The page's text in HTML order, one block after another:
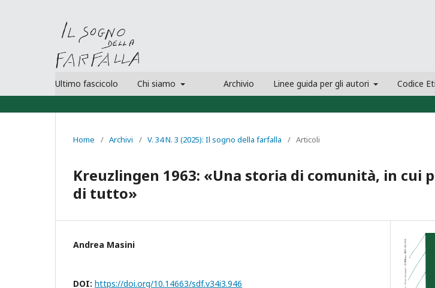
Ultimo fascicolo Chi siamo Archivio Linee guida per gli autori Codice
Home / Archivi / V. 34 N. 3 (2025): Il sogno della farfalla / Articoli
Kreuzlingen 1963: «Una storia di comunità, in cui
di tutto»
Andrea Masini
DOI: https://doi.org/10.14663/sdf.v34i3.946